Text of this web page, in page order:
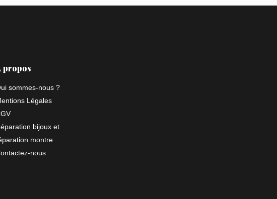
propos
sommes-nous ?
Légales
bijoux et
montre
nous